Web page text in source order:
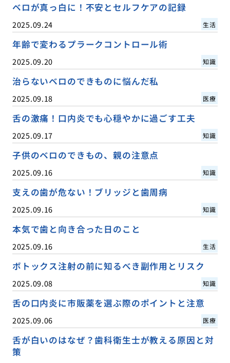
ベロが真っ白に！不安とセルフケアの記録
2025.09.24 生活
年齢で変わるプラークコントロール術
2025.09.20 知識
治らないベロのできものに悩んだ私
2025.09.18 医療
舌の激痛！口内炎でも心穏やかに過ごす工夫
2025.09.17 知識
子供のベロのできもの、親の注意点
2025.09.16 知識
支えの歯が危ない！ブリッジと歯周病
2025.09.16 知識
本気で歯と向き合った日のこと
2025.09.16 生活
ボトックス注射の前に知るべき副作用とリスク
2025.09.08 知識
舌の口内炎に市販薬を選ぶ際のポイントと注意
2025.09.06 医療
舌が白いのはなぜ？歯科衛生士が教える原因と対
策